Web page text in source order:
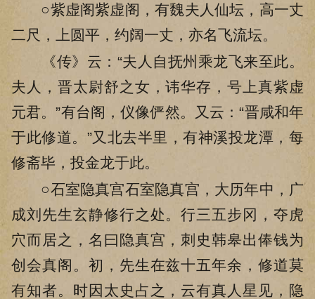
○紫虚阁紫虚阁，有魏夫人仙坛，高一丈
二尺，上圆平，约阔一丈，亦名飞流坛。
《传》云：“夫人自抚州乘龙飞来至此。
夫人，晋太尉舒之女，讳华存，号上真紫虚
元君。”有台阁，仪像俨然。又云：“晋咸和年
于此修道。”又北去半里，有神溪投龙潭，每
修斋毕，投金龙于此。
○石室隐真宫石室隐真宫，大历年中，广
成刘先生玄静修行之处。行三五步冈，夺虎
穴而居之，名曰隐真宫，刺史韩皋出俸钱为
创会真阁。初，先生在兹十五年余，修道莫
有知者。时因太史占之，云有真人星见，隐